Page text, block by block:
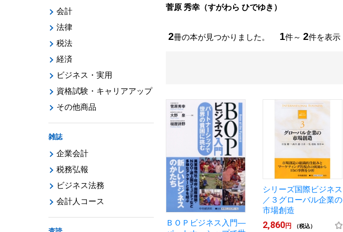
菅原 秀幸 （すがわら ひでゆき）
2冊の本が見つかりました。 1件～ 2件を表示
ＢＯＰビジネス入門―
シリーズ国際ビジネス
／３グローバル企業の
市場創造
2,860円 （税込）
会計
法律
税法
経済
ビジネス・実用
資格試験・キャリアアップ
その他商品
雑誌
企業会計
税務弘報
ビジネス法務
会計人コース